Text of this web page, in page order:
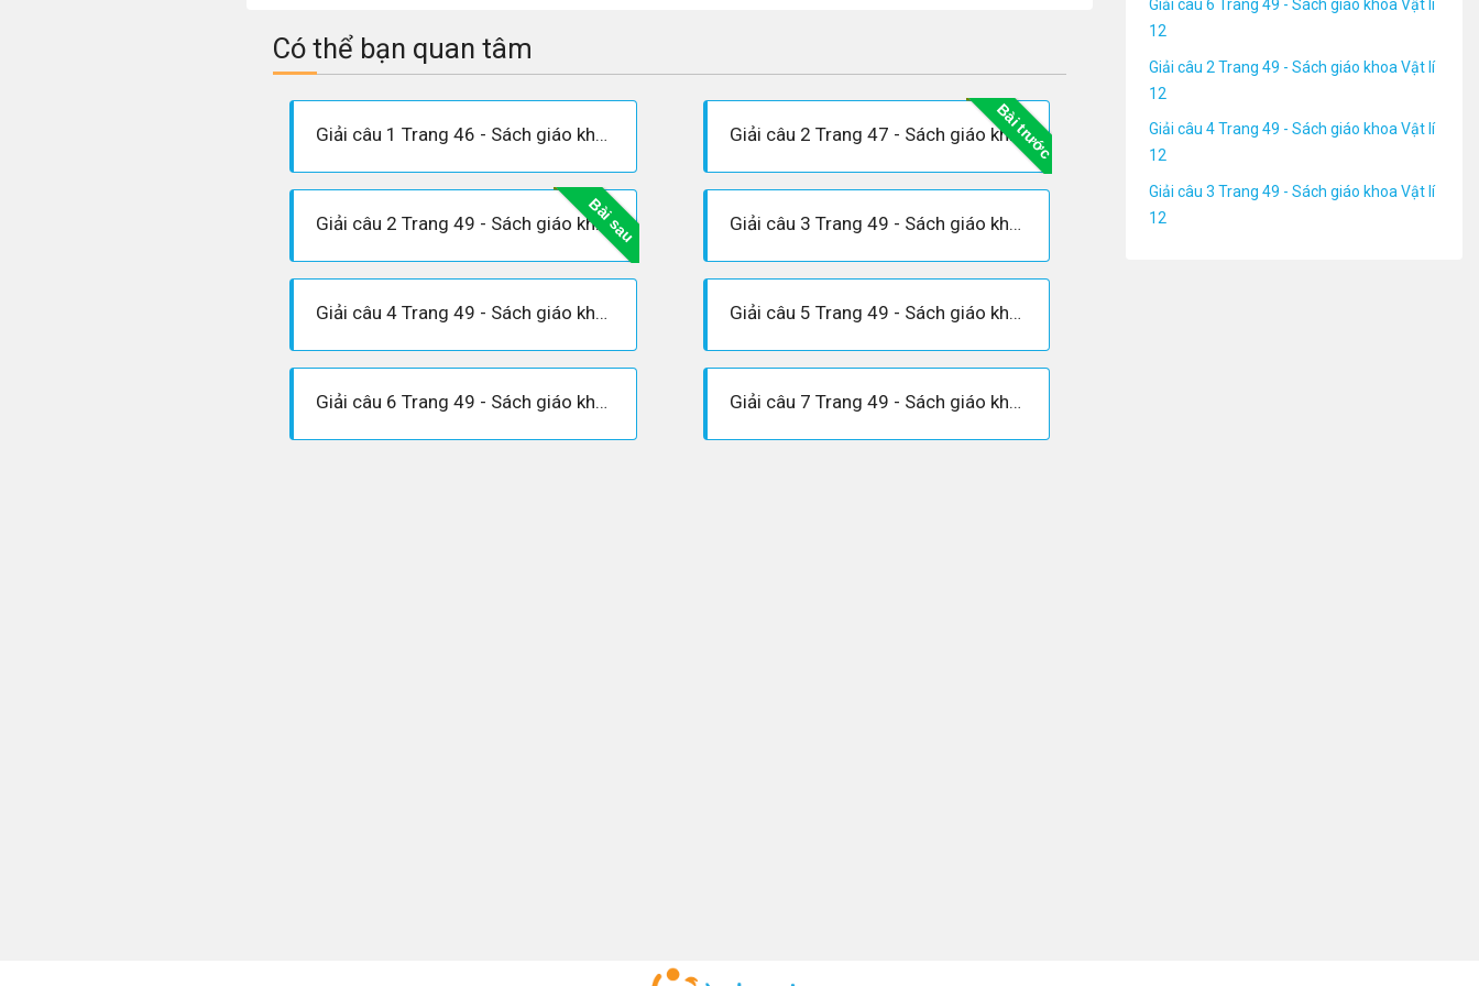
Có thể bạn quan tâm
Giải câu 1 Trang 46 - Sách giáo khoa Vật lí 12 Bài trước
Giải câu 2 Trang 47 - Sách giáo khoa Vật lí 12
Bài sau
Giải câu 2 Trang 49 - Sách giáo khoa Vật lí 12 Giải câu 3 Trang 49 - Sách giáo khoa Vật lí 12
Giải câu 4 Trang 49 - Sách giáo khoa Vật lí 12 Giải câu 5 Trang 49 - Sách giáo khoa Vật lí 12
Giải câu 6 Trang 49 - Sách giáo khoa Vật lí 12 Giải câu 7 Trang 49 - Sách giáo khoa Vật lí 12
Giải câu 6 Trang 49 - Sách giáo khoa Vật lí
12
Giải câu 2 Trang 49 - Sách giáo khoa Vật lí
12
Giải câu 4 Trang 49 - Sách giáo khoa Vật lí
12
Giải câu 3 Trang 49 - Sách giáo khoa Vật lí
12